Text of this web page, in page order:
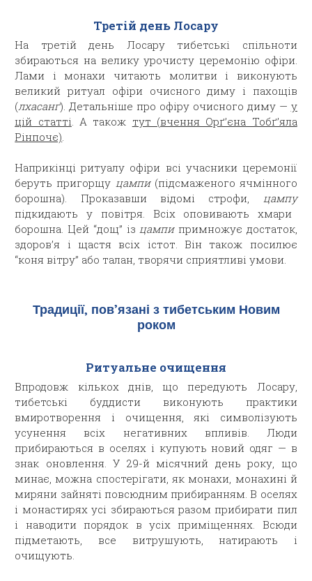
Третій день Лосару
На третій день Лосару тибетські спільноти
збираються на велику урочисту церемонію офіри.
Лами і монахи читають молитви і виконують
великий ритуал офіри очисного диму і пахощів
(лхасанґ). Детальніше про офіру очисного диму — у
цій статті. А також тут (вчення Орґ’єна Тобґ’яла
Рінпочє).
Наприкінці ритуалу офіри всі учасники церемонії
беруть пригорщу цампи (підсмаженого ячмінного
борошна). Проказавши відомі строфи, цампу
підкидають у повітря. Всіх оповивають хмари
борошна. Цей “дощ” ізцампи примножує достаток,
здоров’я і щастя всіх істот. Він також посилює
“коня вітру” або талан, творячи сприятливі умови.
Традиції, пов’язані з тибетським Новим
роком
Ритуальне очищення
Впродовж кількох днів, що передують Лосару,
тибетські буддисти виконують практики
вмиротворення і очищення, які символізують
усунення всіх негативних впливів. Люди
прибираються в оселях і купують новий одяг — в
знак оновлення. У 29-й місячний день року, що
минає, можна спостерігати, як монахи, монахині й
миряни зайняті повсюдним прибиранням. В оселях
і монастирях усі збираються разом прибирати пил
і наводити порядок в усіх приміщеннях. Всюди
підметають, все витрушують, натирають і
очищують.